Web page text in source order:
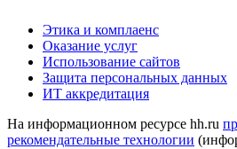
Этика и комплаенс
Оказание услуг
Использование сайтов
Защита персональных данных
ИТ аккредитация
На информационном ресурсе hh.ru
рекомендательные технологии